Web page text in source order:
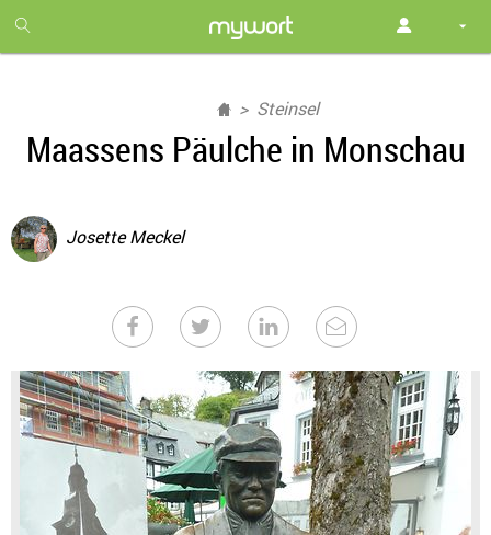
month
free
Steinsel
Maassens Päulche in Monschau
Josette Meckel